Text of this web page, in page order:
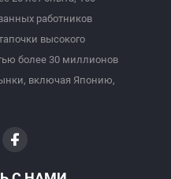
работников
высокого
более 30 миллионов
включая Японию,